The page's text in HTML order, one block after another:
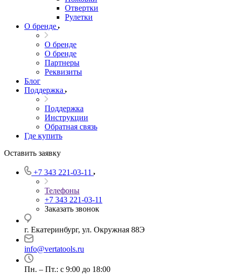
Отвертки
Рулетки
О бренде
О бренде
О бренде
Партнеры
Реквизиты
Блог
Поддержка
Поддержка
Инструкции
Обратная связь
Где купить
Оставить заявку
+7 343 221-03-11
Телефоны
+7 343 221-03-11
Заказать звонок
г. Екатеринбург, ул. Окружная 88Э
info@vertatools.ru
Пн. – Пт.: с 9:00 до 18:00